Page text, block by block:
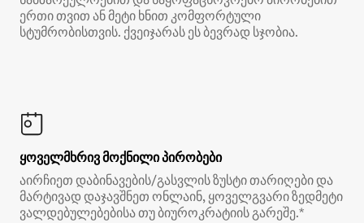
ერთი თვით ან მეტი ხნით კომფორტული
სტუმრობისთვის. ქვეიჯარას ეს ბევრად სჯობია.
ყოველმხრივ მოქნილი პირობები
აირჩიეთ დაბინავების/გასვლის ზუსტი თარიღები და
მარტივად დაჯავშნეთ ონლაინ, ყოველგვარი ზედმეტი
ვალდებულებებისა თუ ბიუროკრატიის გარეშე.*